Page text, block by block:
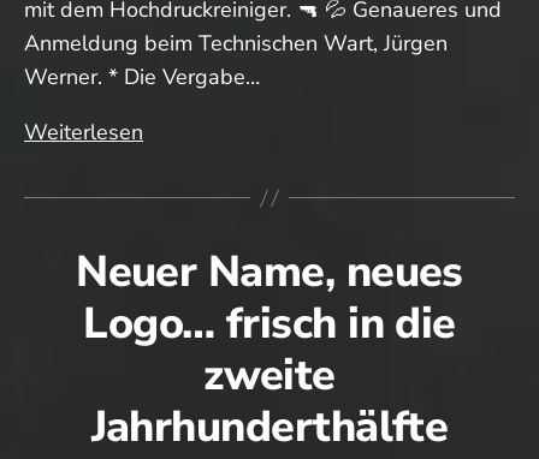
mit dem Hochdruckreiniger. 🔫 💦 Genaueres und
Anmeldung beim Technischen Wart, Jürgen
Werner. * Die Vergabe…
Weiterlesen
Neuer Name, neues
Logo… frisch in die
zweite
Jahrhunderthälfte